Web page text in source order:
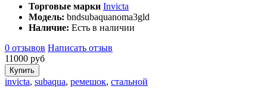
Торговые марки Invicta
Модель: bndsubaquanoma3gld
Наличие: Есть в наличии
0 отзывов Написать отзыв
11000 руб
Купить
invicta, subaqua, ремешок, стальной